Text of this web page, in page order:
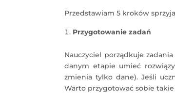
Przedstawiam 5 kroków
Przygotowanie zadań
Nauczyciel porządkuje
danym etapie umieć
zmienia tylko dane). Jeśli
Warto przygotować sobie